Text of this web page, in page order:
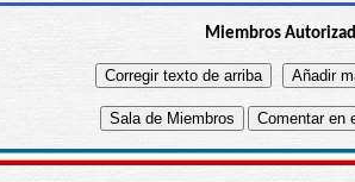
Miembros